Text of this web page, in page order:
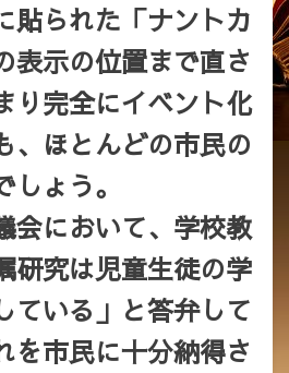
貼られた「ナントカ
表示の位置まで直さ
り完全にイベント化
、ほとんどの市民の
ょう。
会において、学校教
研究は児童生徒の学
ている」と答弁して
を市民に十分納得さ